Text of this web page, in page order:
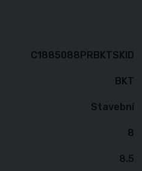
C1885088PRBKTSKID
BKT
Stavební
8
8.5